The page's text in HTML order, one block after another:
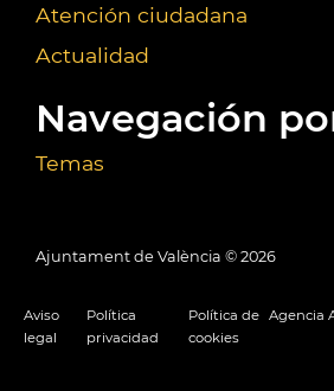
Atención ciudadana
Actualidad
Navegación
Temas
Ajuntament de València © 2026
Aviso
legal
Política
privacidad
Política de
cookies
Agencia